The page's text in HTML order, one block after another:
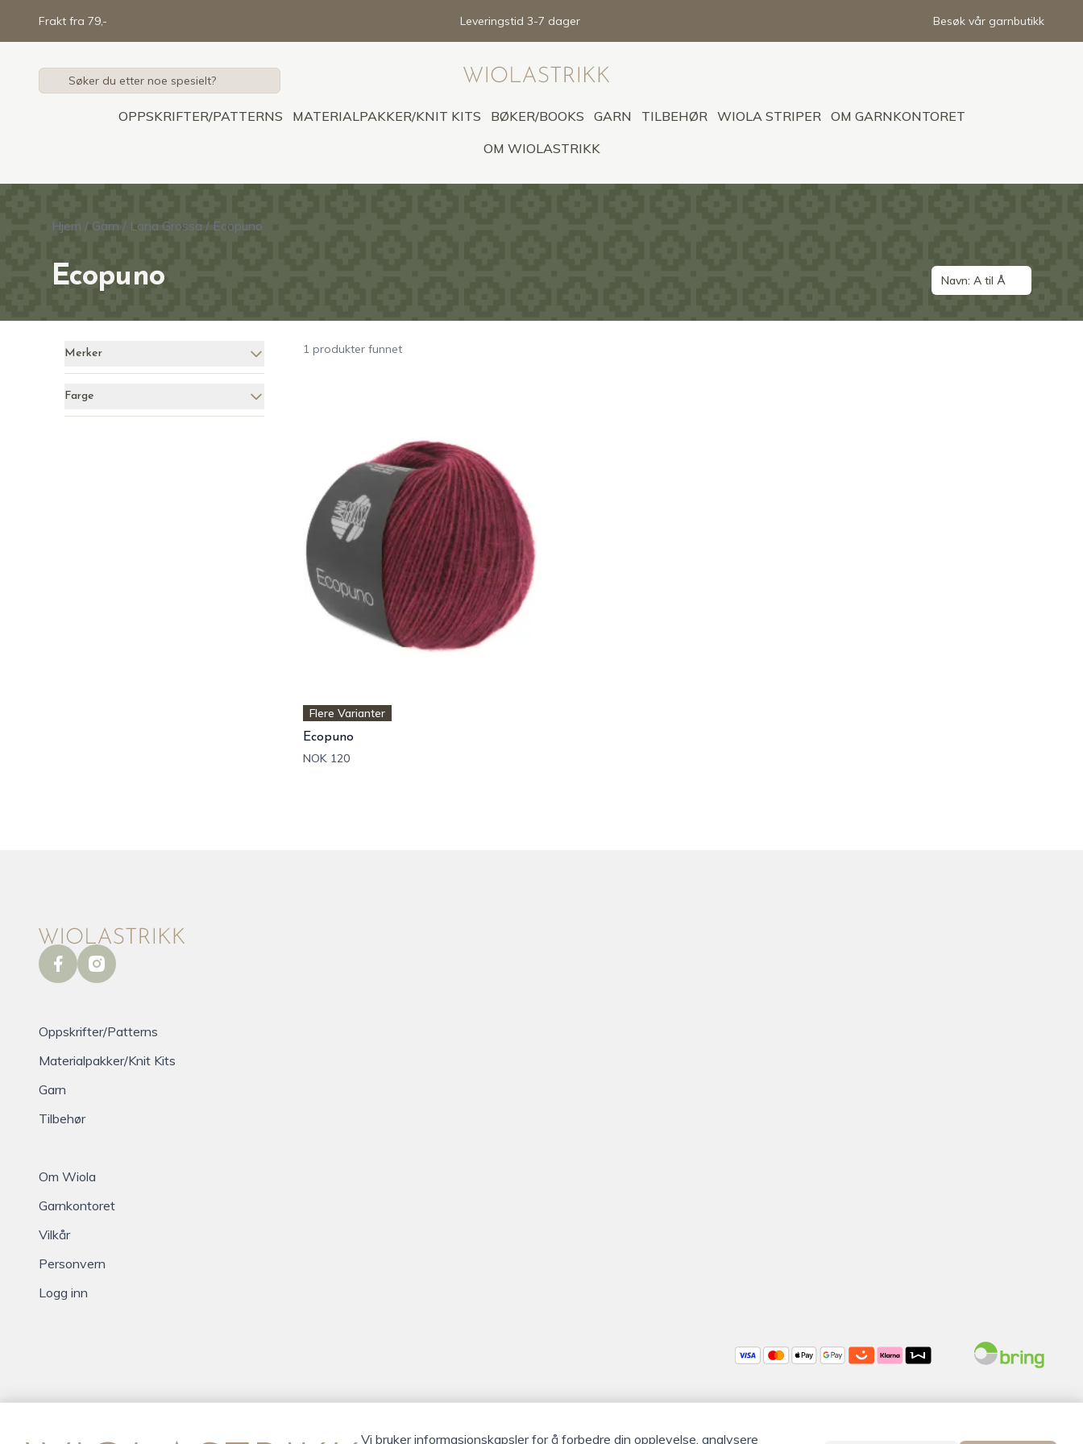
Frakt fra 79,- Leveringstid 3-7 dager Besøk vår garnbutikk
OPPSKRIFTER/PATTERNS MATERIALPAKKER/KNIT KITS BØKER/BOOKS GARN TILBEHØR WIOLA STRIPER
OM GARNKONTORET
OM WIOLASTRIKK
Hjem / Garn / Lana Grossa / Ecopuno
Ecopuno Navn: A til Å
Merker
Farge
1 produkter funnet
Flere Varianter
Ecopuno
NOK 120
facebookinstagram
Oppskrifter/Patterns
Materialpakker/Knit Kits
Garn
Tilbehør
Om Wiola
Garnkontoret
Vilkår
Personvern
Logg inn
Vi bruker informasjonskapsler for å forbedre din opplevelse, analysere